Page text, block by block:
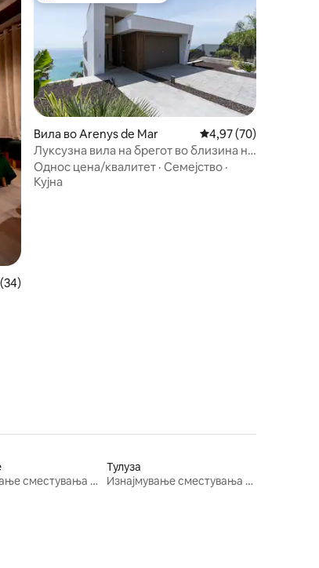
оцена: 4,97 од 5, 34 рецензии
Вила во Arenys de Mar Просечна оцена:
4,97 (70)
Луксузна вила на брегот во близина на
Барселона
Однос цена/квалитет · Семејство ·
Кујна
Изнајмување сместувања за одмор
Тулуза
Изнајмување сместувања за одмор